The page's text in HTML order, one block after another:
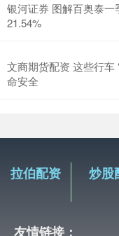
银河证券 图解百奥泰
21.54%
文商期货配资 这些行车
命安全
拉伯配资 炒股
友情链接：